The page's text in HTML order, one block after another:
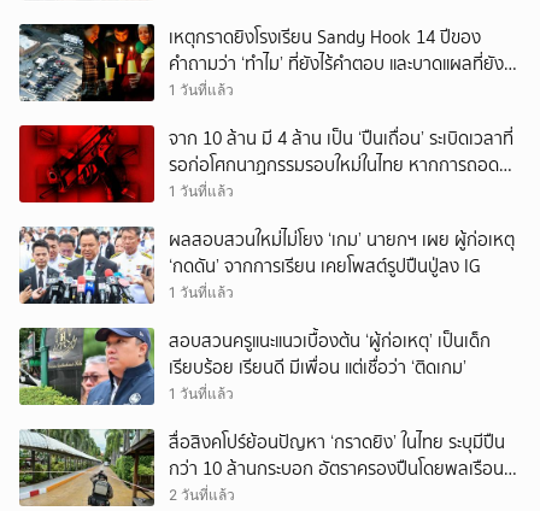
เหตุกราดยิงโรงเรียน Sandy Hook 14 ปีของ
คำถามว่า ‘ทำไม’ ที่ยังไร้คำตอบ และบาดแผลที่ยัง
ทวงความรับผิดชอบไม่จบ
1 วันที่แล้ว
จาก 10 ล้าน มี 4 ล้าน เป็น ‘ปืนเถื่อน’ ระเบิดเวลาที่
รอก่อโศกนาฏกรรมรอบใหม่ในไทย หากการถอดบท
เรียนของรัฐเป็นเพียง ‘ลมปาก’
1 วันที่แล้ว
ผลสอบสวนใหม่ไม่โยง ‘เกม’ นายกฯ เผย ผู้ก่อเหตุ
‘กดดัน’ จากการเรียน เคยโพสต์รูปปืนปู่ลง IG
1 วันที่แล้ว
สอบสวนครูแนะแนวเบื้องต้น ‘ผู้ก่อเหตุ’ เป็นเด็ก
เรียบร้อย เรียนดี มีเพื่อน แต่เชื่อว่า ‘ติดเกม’
1 วันที่แล้ว
สื่อสิงคโปร์ย้อนปัญหา ‘กราดยิง’ ในไทย ระบุมีปืน
กว่า 10 ล้านกระบอก อัตราครองปืนโดยพลเรือน
สูงที่สุดในภูมิภาค
2 วันที่แล้ว